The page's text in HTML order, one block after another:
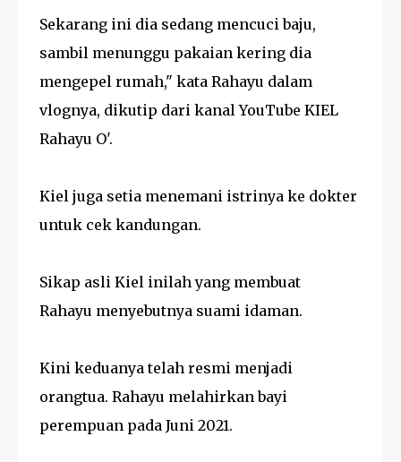
Sekarang ini dia sedang mencuci baju,
sambil menunggu pakaian kering dia
mengepel rumah," kata Rahayu dalam
vlognya, dikutip dari kanal YouTube KIEL
Rahayu O'.
Kiel juga setia menemani istrinya ke dokter
untuk cek kandungan.
Sikap asli Kiel inilah yang membuat
Rahayu menyebutnya suami idaman.
Kini keduanya telah resmi menjadi
orangtua. Rahayu melahirkan bayi
perempuan pada Juni 2021.